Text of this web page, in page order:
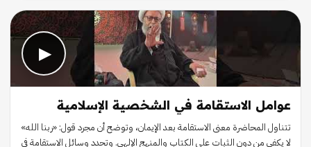
▶
عوامل الاستقامة في الشخصية الإسلامية
تتناول المحاضرة معنى الاستقامة بعد الإيمان، وتوضح أن مجرد قول: «ربنا الله»
لا يكفي من دون الثبات على الكتاب والمنهج الإلهي. وتحدد وسائل الاستقامة في